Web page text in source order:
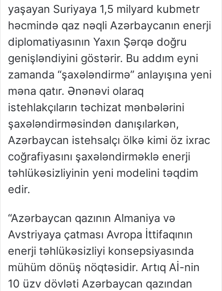
yaşayan Suriyaya 1,5 milyard kubmetr
həcmində qaz nəqli Azərbaycanın enerji
diplomatiyasının Yaxın Şərqə doğru
genişləndiyini göstərir. Bu addım eyni
zamanda “şaxələndirmə” anlayışına yeni
məna qatır. Ənənəvi olaraq
istehlakçıların təchizat mənbələrini
şaxələndirməsindən danışılarkən,
Azərbaycan istehsalçı ölkə kimi öz ixrac
coğrafiyasını şaxələndirməklə enerji
təhlükəsizliyinin yeni modelini təqdim
edir.
“Azərbaycan qazının Almaniya və
Avstriyaya çatması Avropa İttifaqının
enerji təhlükəsizliyi konsepsiyasında
mühüm dönüş nöqtəsidir. Artıq Aİ-nin
10 üzv dövləti Azərbaycan qazından